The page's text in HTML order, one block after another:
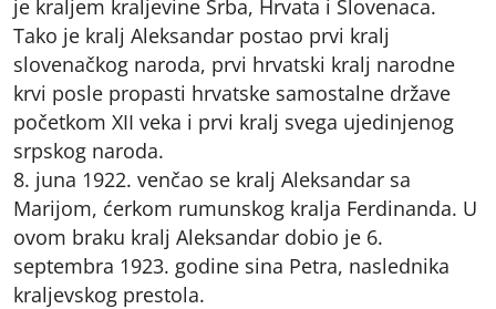
je kraljem kraljevine Srba, Hrvata i Slovenaca.
Tako je kralj Aleksandar postao prvi kralj
slovenačkog naroda, prvi hrvatski kralj narodne
krvi posle propasti hrvatske samostalne države
početkom XII veka i prvi kralj svega ujedinjenog
srpskog naroda.
8. juna 1922. venčao se kralj Aleksandar sa
Marijom, ćerkom rumunskog kralja Ferdinanda. U
ovom braku kralj Aleksandar dobio je 6.
septembra 1923. godine sina Petra, naslednika
kraljevskog prestola.